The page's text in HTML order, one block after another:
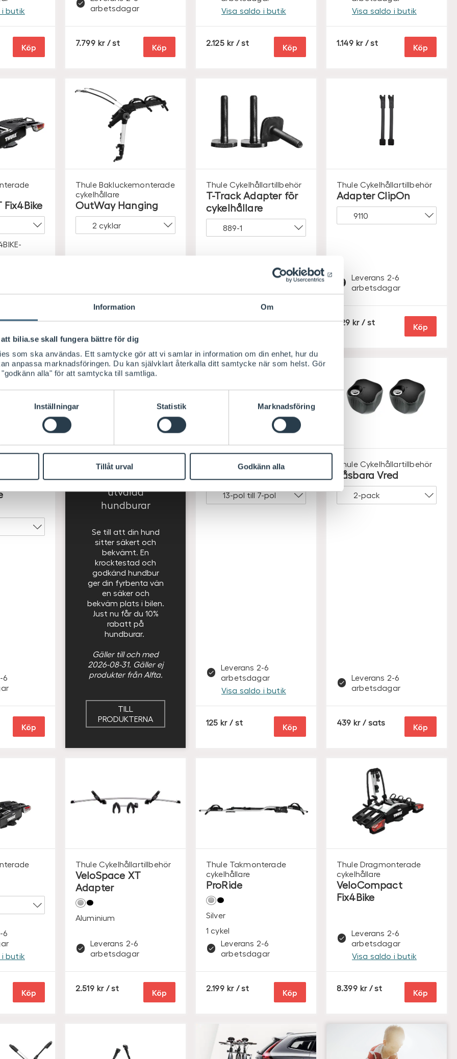
Information Om
bilia.se skall fungera bättre för dig
som ska användas. Ett samtycke gör att vi samlar in information om din enhet, hur du
anpassa marknadsföringen. Du kan självklart återkalla ditt samtycke när som helst. Gör
alla" för att samtycka till samtliga.
Inställningar Statistik Marknadsföring
Tillåt urval Godkänn alla
i butik
Köp
arbetsdagar
7.799 S / st Köp
Visa saldo i butik
2.125 S / st Köp
Visa saldo i butik
1.149 S / st Köp
Fix4Bike
Thule Bakluckemonterade
cykelhållare
OutWay Hanging
5.459S
K
/ st
Thule Cykelhållartillbehör
T-Track Adapter för
cykelhållare
239S / sats
Thule Cykelhållartillbehör
Adapter ClipOn
Leverans 2-6
arbetsdagar
629 S / st Köp
6
Köp
Just nu 10%
rabatt på
utvalda
hundburar
Se till att din hund
sitter säkert och
bekvämt. En
krocktestad och
godkänd hundbur
ger din fyrbenta vän
en säker och
bekväm plats i bilen.
Just nu får du 10%
rabatt på
hundburar.
Gäller till och med
2026-08-31. Gäller ej
produkter från Alfta.
TILL
PRODUKTERNA
Cykelhållartillbehör
Leverans 2-6
arbetsdagar
Visa saldo i butik
125 S / st Köp
Thule Cykelhållartillbehör
Låsbara Vred
Leverans 2-6
arbetsdagar
439 S / sats Köp
6
i butik
Köp
Thule Cykelhållartillbehör
VeloSpace XT
Adapter
Aluminium
Leverans 2-6
arbetsdagar
2.519 S / st Köp
Thule Takmonterade
cykelhållare
ProRide
Silver
1 cykel
Leverans 2-6
arbetsdagar
2.199 S / st Köp
Thule Dragmonterade
cykelhållare
VeloCompact
Fix4Bike
Leverans 2-6
arbetsdagar
Visa saldo i butik
8.399 S / st Köp